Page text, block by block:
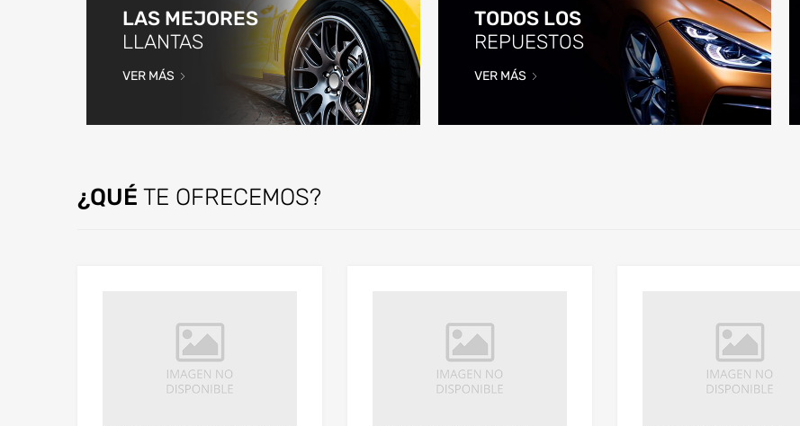
LAS MEJORES
LLANTAS
VER MÁS
TODOS LOS
REPUESTOS
VER MÁS
¿QUÉ TE OFRECEMOS?